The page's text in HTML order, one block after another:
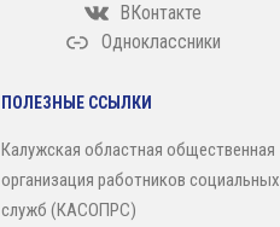
ВКонтакте
Одноклассники
ПОЛЕЗНЫЕ ССЫЛКИ
Калужская областная общественная
организация работников социальных
служб (КАСОПРС)